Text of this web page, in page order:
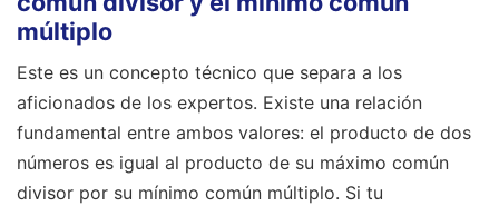
múltiplo
Este es un concepto técnico que separa a los
aficionados de los expertos. Existe una relación
fundamental entre ambos valores: el producto de dos
números es igual al producto de su máximo común
divisor por su mínimo común múltiplo. Si tu